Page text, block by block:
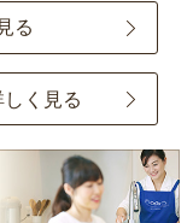
る
く見る